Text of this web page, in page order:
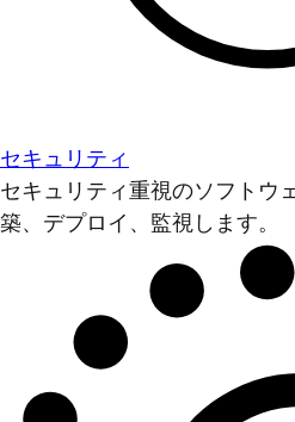
セキュリティ
セキュリティ重視のソフトウ
築、デプロイ、監視します。